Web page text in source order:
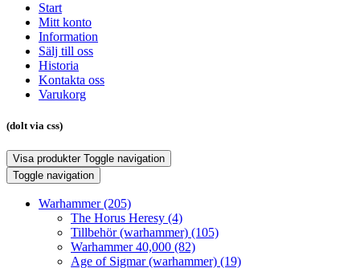
Start
Mitt konto
Information
Sälj till oss
Historia
Kontakta oss
Varukorg
(dolt via css)
Visa produkter Toggle navigation
Toggle navigation
Warhammer(205)
The Horus Heresy (4)
Tillbehör (warhammer) (105)
Warhammer 40,000 (82)
Age of Sigmar (warhammer) (19)